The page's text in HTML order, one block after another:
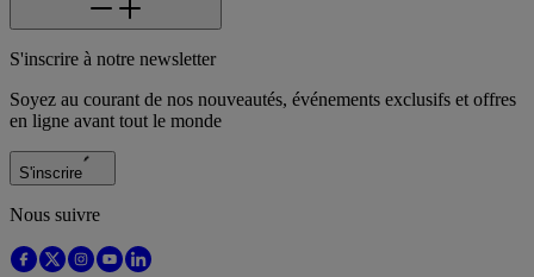
S'inscrire à notre newsletter
Soyez au courant de nos nouveautés, événements exclusifs et offres
en ligne avant tout le monde
S'inscrire
Nous suivre